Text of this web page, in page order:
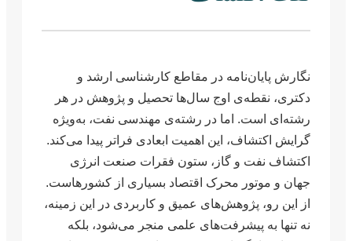
نگارش پایان‌نامه در مقاطع کارشناسی ارشد و
دکتری، نقطه‌ی اوج سال‌ها تحصیل و پژوهش در هر
رشته‌ای است. اما در رشته‌ی مهندسی نفت، به‌ویژه
گرایش اکتشاف، این اهمیت ابعادی فراتر پیدا می‌کند.
اکتشاف نفت و گاز، ستون فقرات صنعت انرژی
جهان و موتور محرک اقتصاد بسیاری از کشورهاست.
از این رو، پژوهش‌های عمیق و کاربردی در این زمینه،
نه تنها به پیشرفت‌های علمی منجر می‌شود، بلکه